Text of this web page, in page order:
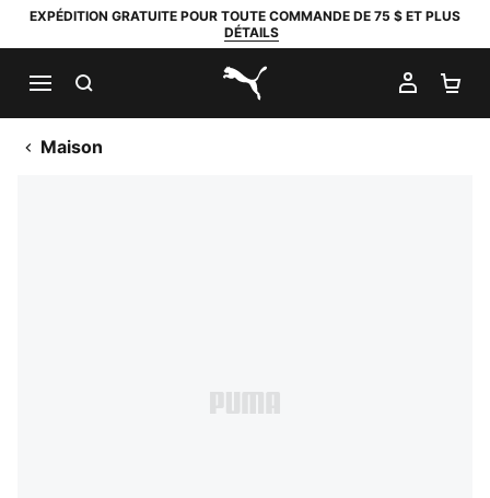
EXPÉDITION GRATUITE POUR TOUTE COMMANDE DE 75 $ ET PLUS
DÉTAILS
PUMA.com
MON
Maison